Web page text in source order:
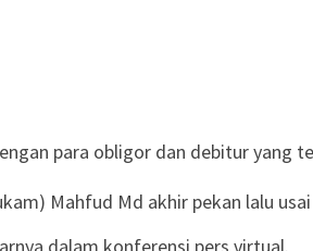
para obligor dan debitur yang
Mahfud Md akhir pekan lalu